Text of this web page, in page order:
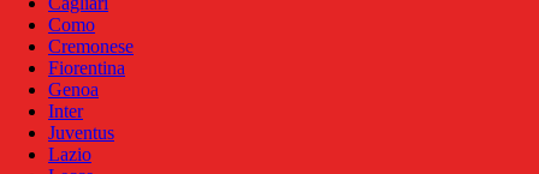
Como
Cremonese
Fiorentina
Genoa
Inter
Juventus
Lazio